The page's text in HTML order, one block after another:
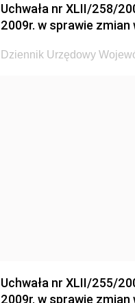
Uchwała nr XLII/258/
2009r. w sprawie
Dziennik Urzędowy
Uchwała nr XLII/255/
2009r. w sprawie